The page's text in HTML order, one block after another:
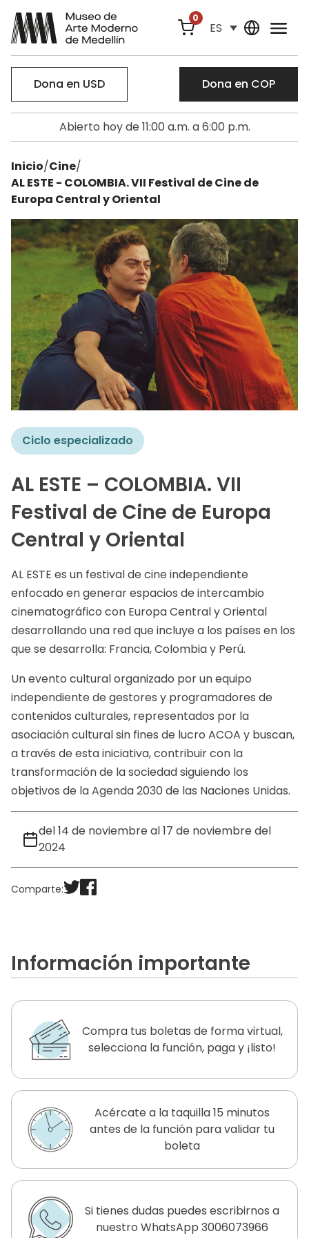
0
ES
Dona en USD Dona en COP
Abierto hoy de 11:00 a.m. a 6:00 p.m.
Inicio/Cine/
AL ESTE - COLOMBIA. VII Festival de Cine de
Europa Central y Oriental
Ciclo especializado
AL ESTE – COLOMBIA. VII
Festival de Cine de Europa
Central y Oriental
AL ESTE es un festival de cine independiente
enfocado en generar espacios de intercambio
cinematográfico con Europa Central y Oriental
desarrollando una red que incluye a los países en los
que se desarrolla: Francia, Colombia y Perú.
Un evento cultural organizado por un equipo
independiente de gestores y programadores de
contenidos culturales, representados por la
asociación cultural sin fines de lucro ACOA y buscan,
a través de esta iniciativa, contribuir con la
transformación de la sociedad siguiendo los
objetivos de la Agenda 2030 de las Naciones Unidas.
del 14 de noviembre al 17 de noviembre del
2024
Comparte:
Información importante
Compra tus boletas de forma virtual,
selecciona la función, paga y ¡listo!
Acércate a la taquilla 15 minutos
antes de la función para validar tu
boleta
Si tienes dudas puedes escribirnos a
nuestro WhatsApp 3006073966